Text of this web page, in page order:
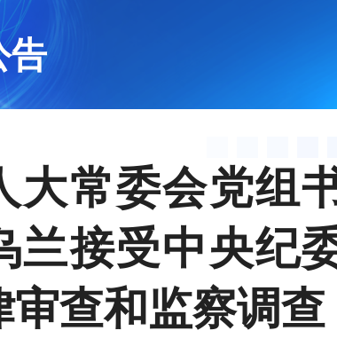
告
大常委会党组
兰接受中央纪
审查和监察调查